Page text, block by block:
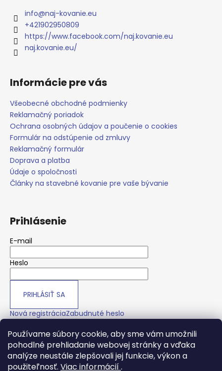
Používame súbory cookie, aby sme vám umožnili
pohodlné prehliadanie webovej stránky a vďaka
analýze neustále zlepšovali jej funkcie, výkon a
použiteľnosť. Viac informácií.
HĽADAŤ
O
p
o
r
ú
č
a
m
e
info@naj-kovanie.eu
+421902950809
https://www.facebook.com/naj.kovanie.eu
naj.kovanie.eu/
Informácie pre vás
Všeobecné obchodné podmienky
Reklamačný poriadok
Ochrana osobných údajov a poučenie o cookies
Formulár na odstúpenie od zmluvy
Reklamačný formulár
Doprava a platba
Údaje o spoločnosti
Články na stavebné kovanie pre vaše bývanie
Prihlásenie
E-mail
Heslo
PRIHLÁSIŤ SA
Nová registráciaZabudnuté heslo
O nás